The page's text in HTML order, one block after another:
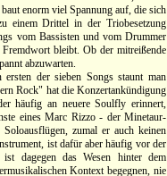
enorm viel Spannung auf, die sich
einem Drittel in der Triobesetzung
vom Bassisten und vom Drummer
bleibt. Ob der mitreißende
abzuwarten.
der sieben Songs staunt man
Rock" hat die Konzertankündigung
häufig an neuere Soulfly erinnert,
eines Marc Rizzo - der Minetaur-
zumal er auch keinen
ist dafür aber häufig vor der
dagegen das Wesen hinter dem
Kontext begegnen, nie